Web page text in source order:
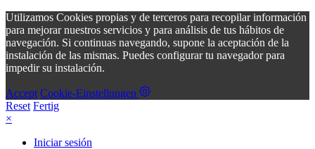
Utilizamos Cookies propias y de terceros para recopilar información
para mejorar nuestros servicios y para análisis de tus hábitos de
navegación. Si continuas navegando, supone la aceptación de la
instalación de las mismas. Puedes configurar tu navegador para
impedir su instalación.
Accept Cookie-Einstellungen
Reset Fertig
×
Iniciar sesión